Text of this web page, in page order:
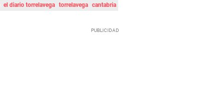
el diario torrelavega torrelavega cantabria